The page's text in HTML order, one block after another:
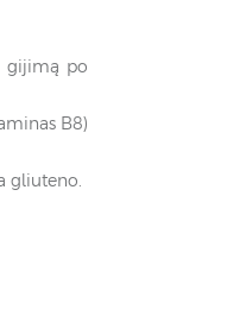
gijimą po
B8)
gliuteno.